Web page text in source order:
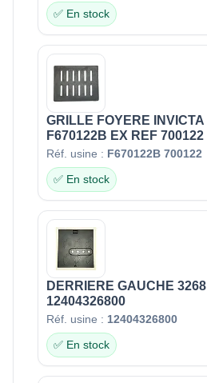
✅ En stock
GRILLE FOYERE
F670122B EX REF 700122
Réf. usine : F670122B 700122
✅ En stock
DERRIERE GAUCHE
12404326800
Réf. usine : 12404326800
✅ En stock